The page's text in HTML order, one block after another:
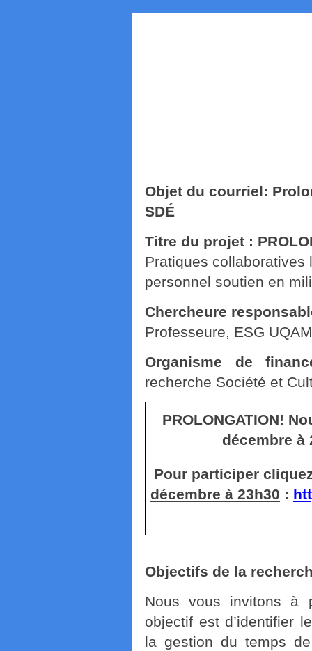
Objet du courriel:
SDÉ
Titre du projet :
Pratiques collaboratives
personnel soutien en
Chercheure
Professeure, ESG UQAM
Organisme de
recherche Société et
PROLONGATION!
décembre à
Pour participer
décembre à 23h30 :
Objectifs de la
Nous vous invitons à
objectif est d’identifier
la gestion du temps